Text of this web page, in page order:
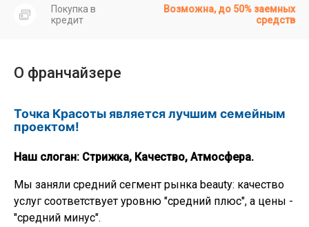
Покупка в
кредит
Возможна, до 50% заемных
средств
О франчайзере
Точка Красоты является лучшим семейным
проектом!
Наш слоган: Стрижка, Качество, Атмосфера.
Мы заняли средний сегмент рынка beauty: качество
услуг соответствует уровню "средний плюс", а цены -
"средний минус".